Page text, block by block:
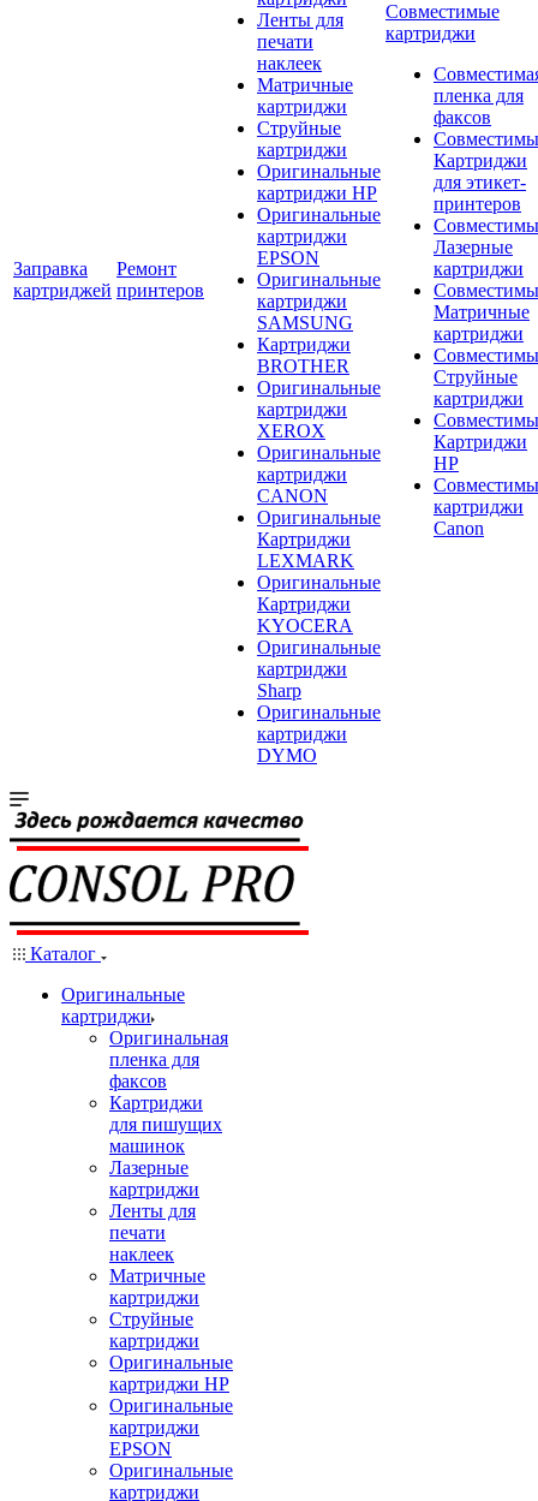
Заправка
картриджей
Ремонт
принтеров
Ленты для
печати
наклеек
Матричные
картриджи
Струйные
картриджи
Оригинальные
картриджи HP
Оригинальные
картриджи
EPSON
Оригинальные
картриджи
SAMSUNG
Картриджи
BROTHER
Оригинальные
картриджи
XEROX
Оригинальные
картриджи
CANON
Оригинальные
Картриджи
LEXMARK
Оригинальные
Картриджи
KYOCERA
Оригинальные
картриджи
Sharp
Оригинальные
картриджи
DYMO
Совместимые
картриджи
пленка для
факсов
Картриджи
для этикет-
принтеров
Лазерные
картриджи
Матричные
картриджи
Струйные
картриджи
Картриджи
HP
картриджи
Canon
Каталог
Оригинальные
картриджи
Оригинальная
пленка для
факсов
Картриджи
для пишущих
машинок
Лазерные
картриджи
Ленты для
печати
наклеек
Матричные
картриджи
Струйные
картриджи
Оригинальные
картриджи HP
Оригинальные
картриджи
EPSON
Оригинальные
картриджи